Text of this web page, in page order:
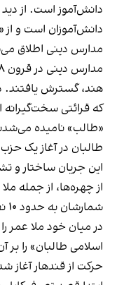
دانش‌آموز است. از دید
دانش‌آموزان است و از
مدارس دینی اطلاق
هند، گسترش یافتند.
که قرائتی سخت‌گیرانه
«طالب» نامیده
طالبان در آغاز یک
این جریان ساختار
از چهره‌ها، از جمله
در میان خود ملا عمر
اسلامی طالبان» را بر
حرکت از قندهار آغاز